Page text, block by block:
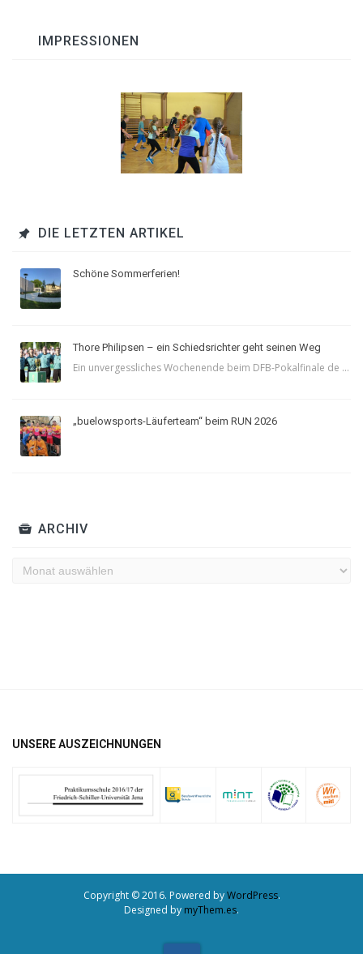
IMPRESSIONEN
DIE LETZTEN ARTIKEL
Schöne Sommerferien!
Thore Philipsen – ein Schiedsrichter geht seinen Weg
Ein unvergessliches Wochenende beim DFB-Pokalfinale de ...
„buelowsports-Läuferteam“ beim RUN 2026
ARCHIV
Archiv
UNSERE AUSZEICHNUNGEN
Copyright © 2016. Powered byWordPress.
Designed by myThem.es.